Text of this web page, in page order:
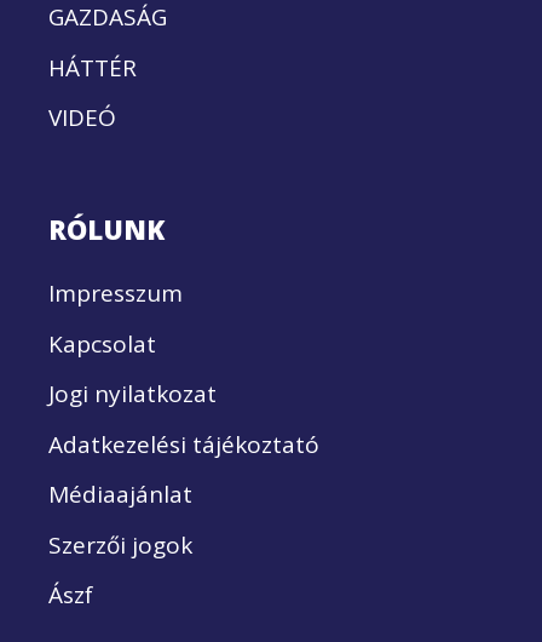
GAZDASÁG
HÁTTÉR
VIDEÓ
RÓLUNK
Impresszum
Kapcsolat
Jogi nyilatkozat
Adatkezelési tájékoztató
Médiaajánlat
Szerzői jogok
Ászf